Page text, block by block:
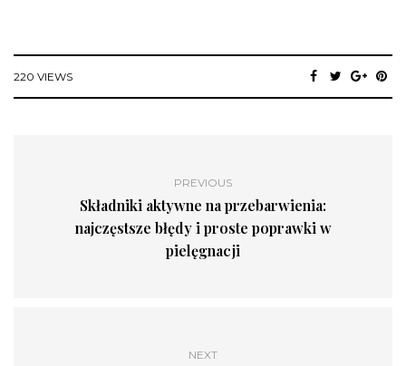
220 VIEWS
PREVIOUS
Składniki aktywne na przebarwienia:
najczęstsze błędy i proste poprawki w
pielęgnacji
NEXT